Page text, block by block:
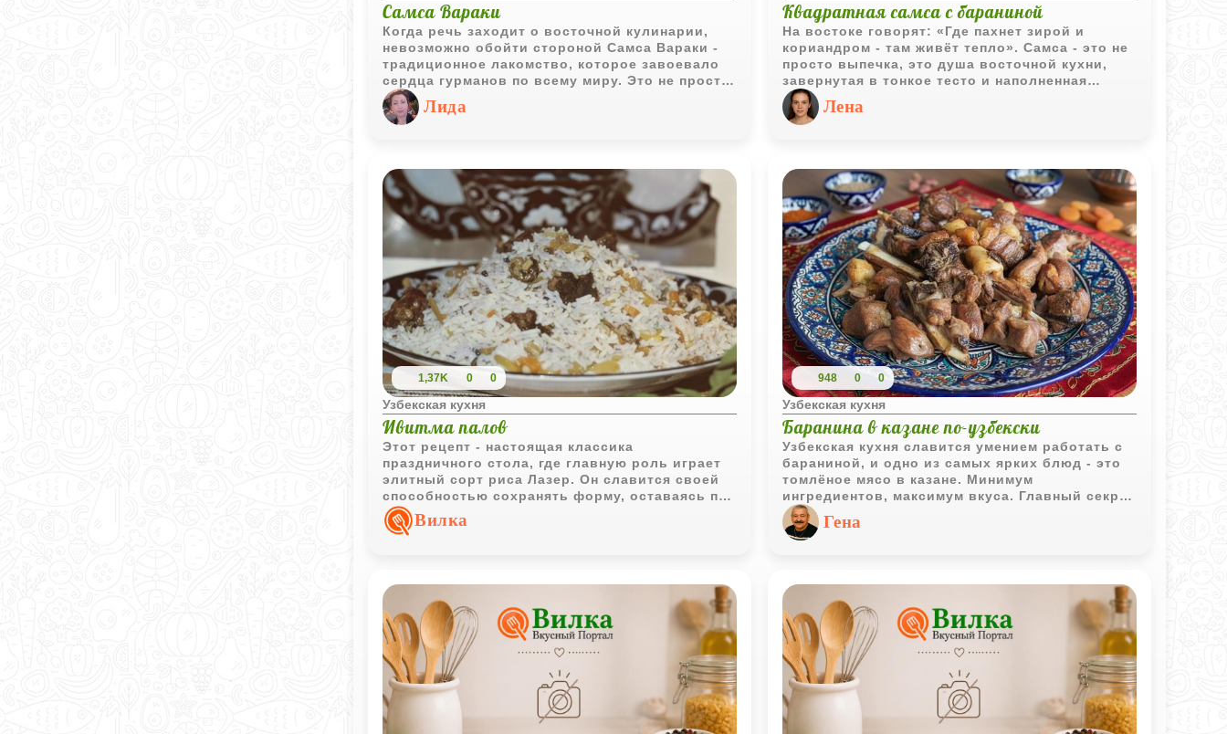
Самса Вараки
Когда речь заходит о восточной кулинарии,
невозможно обойти стороной Самса Вараки -
традиционное лакомство, которое завоевало
сердца гурманов по всему миру. Это не просто
пирожок, это целая история, заключенная в
слоях хрустящего теста и ароматной мясной
начинки.
Лида
Квадратная самса с бараниной
На востоке говорят: «Где пахнет зирой и
кориандром - там живёт тепло». Самса - это не
просто выпечка, это душа восточной кухни,
завернутая в тонкое тесто и наполненная
щедрой начинкой. Ароматная, сочная, с
хрустящей корочкой - самса с бараниной давно
стала любимицей не только на восточных
вкуса.
Лена
1,37K 0 0
Узбекская кухня
Ивитма палов
Этот рецепт - настоящая классика
праздничного стола, где главную роль играет
элитный сорт риса Лазер. Он славится своей
способностью сохранять форму, оставаясь при
этом невероятно нежным и рассыпчатым. Плов
- это не просто еда, это ритуал. Сегодня
для тех, кто ценит баланс текстур и
аутентичный вкус.
Вилка
948 0 0
Узбекская кухня
Баранина в казане по-узбекски
Узбекская кухня славится умением работать с
бараниной, и одно из самых ярких блюд - это
томлёное мясо в казане. Минимум
ингредиентов, максимум вкуса. Главный секрет
- правильная обжарка и длительное томление
под крышкой. В результате баранина остаётся
румяной снаружи, но внутри становится
Гена